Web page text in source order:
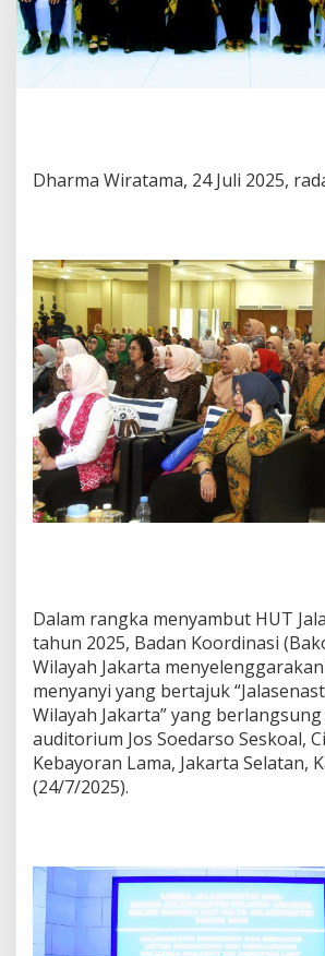
Dharma Wiratama, 24 Juli 2025,
Dalam rangka menyambut HUT
tahun 2025, Badan Koordinasi
Wilayah Jakarta
menyanyi yang bertajuk
Wilayah Jakarta” yang
auditorium Jos Soedarso Seskoal,
Kebayoran Lama, Jakarta Selatan,
(24/7/2025).